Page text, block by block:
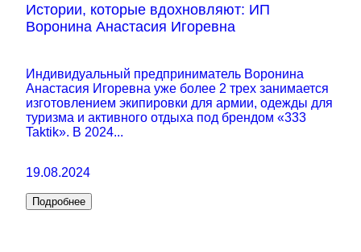
Истории, которые вдохновляют: ИП
Воронина Анастасия Игоревна
Индивидуальный предприниматель Воронина
Анастасия Игоревна уже более 2 трех занимается
изготовлением экипировки для армии, одежды для
туризма и активного отдыха под брендом «333
Taktik». В 2024...
19.08.2024
Подробнее